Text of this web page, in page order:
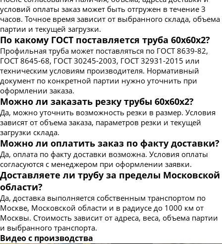
условий оплаты заказ может быть отгружен в течение 3
часов. Точное время зависит от выбранного склада, объема
партии и текущей загрузки.
По какому ГОСТ поставляется труба 60х60х2?
Профильная труба может поставляться по ГОСТ 8639-82,
ГОСТ 8645-68, ГОСТ 30245-2003, ГОСТ 32931-2015 или
техническим условиям производителя. Нормативный
документ по конкретной партии нужно уточнить при
оформлении заказа.
Можно ли заказать резку трубы 60х60х2?
Да, можно уточнить возможность резки в размер. Условия
зависят от объема заказа, параметров резки и текущей
загрузки склада.
Можно ли оплатить заказ по факту доставки?
Да, оплата по факту доставки возможна. Условия оплаты
согласуются с менеджером при оформлении заявки.
Доставляете ли трубу за пределы Московской
области?
Да, доставка выполняется собственным транспортом по
Москве, Московской области и в радиусе до 1000 км от
Москвы. Стоимость зависит от адреса, веса, объема партии
и выбранного транспорта.
Видео с производства